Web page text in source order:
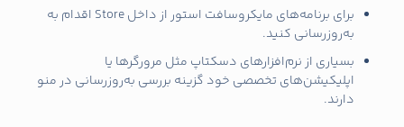
برای برنامه‌های مایکروسافت استور از داخل Store اقدام به
به‌روزرسانی کنید.
بسیاری از نرم‌افزارهای دسکتاپ مثل مرورگرها یا
اپلیکیشن‌های تخصصی خود گزینه بررسی به‌روزرسانی در منو
دارند.